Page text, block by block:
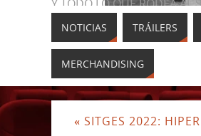
Y TODO LO QUE RODEA AL
NOTICIAS TRÁILERS
MERCHANDISING
« SITGES 2022: